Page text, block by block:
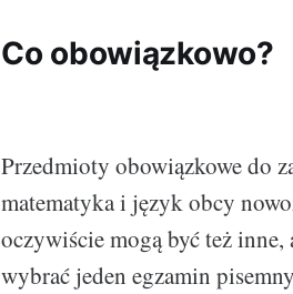
Co obowiązkowo?
Przedmioty obowiązkowe do
matematyka i język obcy
oczywiście mogą być też
wybrać jeden egzamin